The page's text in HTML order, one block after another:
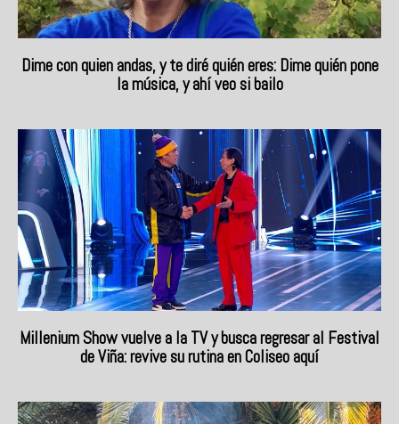
Dime con quien andas, y te diré quién eres: Dime quién pone
la música, y ahí veo si bailo
Millenium Show vuelve a la TV y busca regresar al Festival
de Viña: revive su rutina en Coliseo aquí